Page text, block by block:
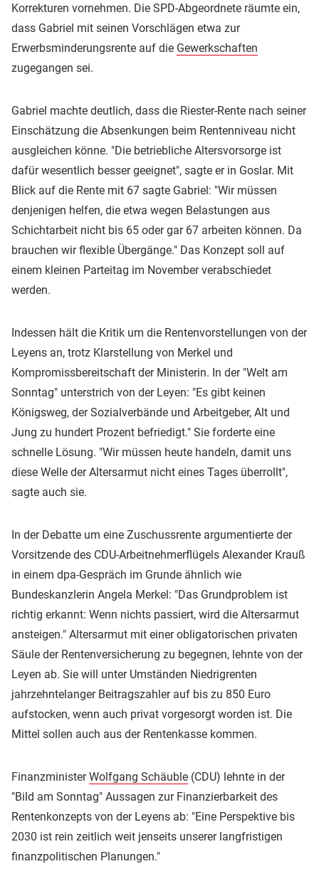
Korrekturen vornehmen. Die SPD-Abgeordnete räumte ein,
dass Gabriel mit seinen Vorschlägen etwa zur
Erwerbsminderungsrente auf die Gewerkschaften
zugegangen sei.
Gabriel machte deutlich, dass die Riester-Rente nach seiner
Einschätzung die Absenkungen beim Rentenniveau nicht
ausgleichen könne. "Die betriebliche Altersvorsorge ist
dafür wesentlich besser geeignet", sagte er in Goslar. Mit
Blick auf die Rente mit 67 sagte Gabriel: "Wir müssen
denjenigen helfen, die etwa wegen Belastungen aus
Schichtarbeit nicht bis 65 oder gar 67 arbeiten können. Da
brauchen wir flexible Übergänge." Das Konzept soll auf
einem kleinen Parteitag im November verabschiedet
werden.
Indessen hält die Kritik um die Rentenvorstellungen von der
Leyens an, trotz Klarstellung von Merkel und
Kompromissbereitschaft der Ministerin. In der "Welt am
Sonntag" unterstrich von der Leyen: "Es gibt keinen
Königsweg, der Sozialverbände und Arbeitgeber, Alt und
Jung zu hundert Prozent befriedigt." Sie forderte eine
schnelle Lösung. "Wir müssen heute handeln, damit uns
diese Welle der Altersarmut nicht eines Tages überrollt",
sagte auch sie.
In der Debatte um eine Zuschussrente argumentierte der
Vorsitzende des CDU-Arbeitnehmerflügels Alexander Krauß
in einem dpa-Gespräch im Grunde ähnlich wie
Bundeskanzlerin Angela Merkel: "Das Grundproblem ist
richtig erkannt: Wenn nichts passiert, wird die Altersarmut
ansteigen." Altersarmut mit einer obligatorischen privaten
Säule der Rentenversicherung zu begegnen, lehnte von der
Leyen ab. Sie will unter Umständen Niedrigrenten
jahrzehntelanger Beitragszahler auf bis zu 850 Euro
aufstocken, wenn auch privat vorgesorgt worden ist. Die
Mittel sollen auch aus der Rentenkasse kommen.
FinanzministerWolfgang Schäuble (CDU) lehnte in der
"Bild am Sonntag" Aussagen zur Finanzierbarkeit des
Rentenkonzepts von der Leyens ab: "Eine Perspektive bis
2030 ist rein zeitlich weit jenseits unserer langfristigen
finanzpolitischen Planungen."